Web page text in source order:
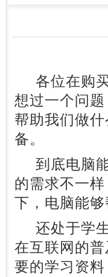
各位在购买
想过一个问
帮助我们做
备。
到底电脑能
的需求不一
下，电脑能
还处于学生
在互联网的
要的学习资